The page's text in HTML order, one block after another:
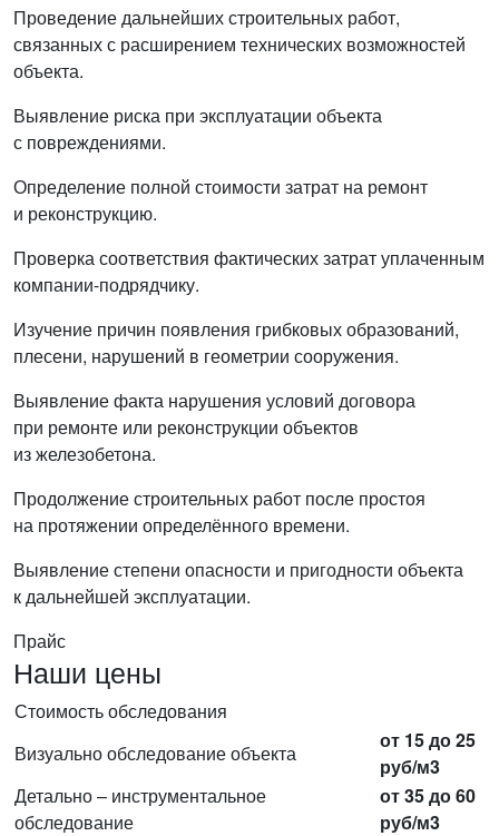
Проведение дальнейших строительных работ,
связанных с расширением технических возможностей
объекта.
Выявление риска при эксплуатации объекта
с повреждениями.
Определение полной стоимости затрат на ремонт
и реконструкцию.
Проверка соответствия фактических затрат уплаченным
компании-подрядчику.
Изучение причин появления грибковых образований,
плесени, нарушений в геометрии сооружения.
Выявление факта нарушения условий договора
при ремонте или реконструкции объектов
из железобетона.
Продолжение строительных работ после простоя
на протяжении определённого времени.
Выявление степени опасности и пригодности объекта
к дальнейшей эксплуатации.
Прайс
Наши цены
Стоимость обследования
Визуально обследование объекта
от 15 до 25
руб/м3
Детально – инструментальное
обследование
от 35 до 60
руб/м3